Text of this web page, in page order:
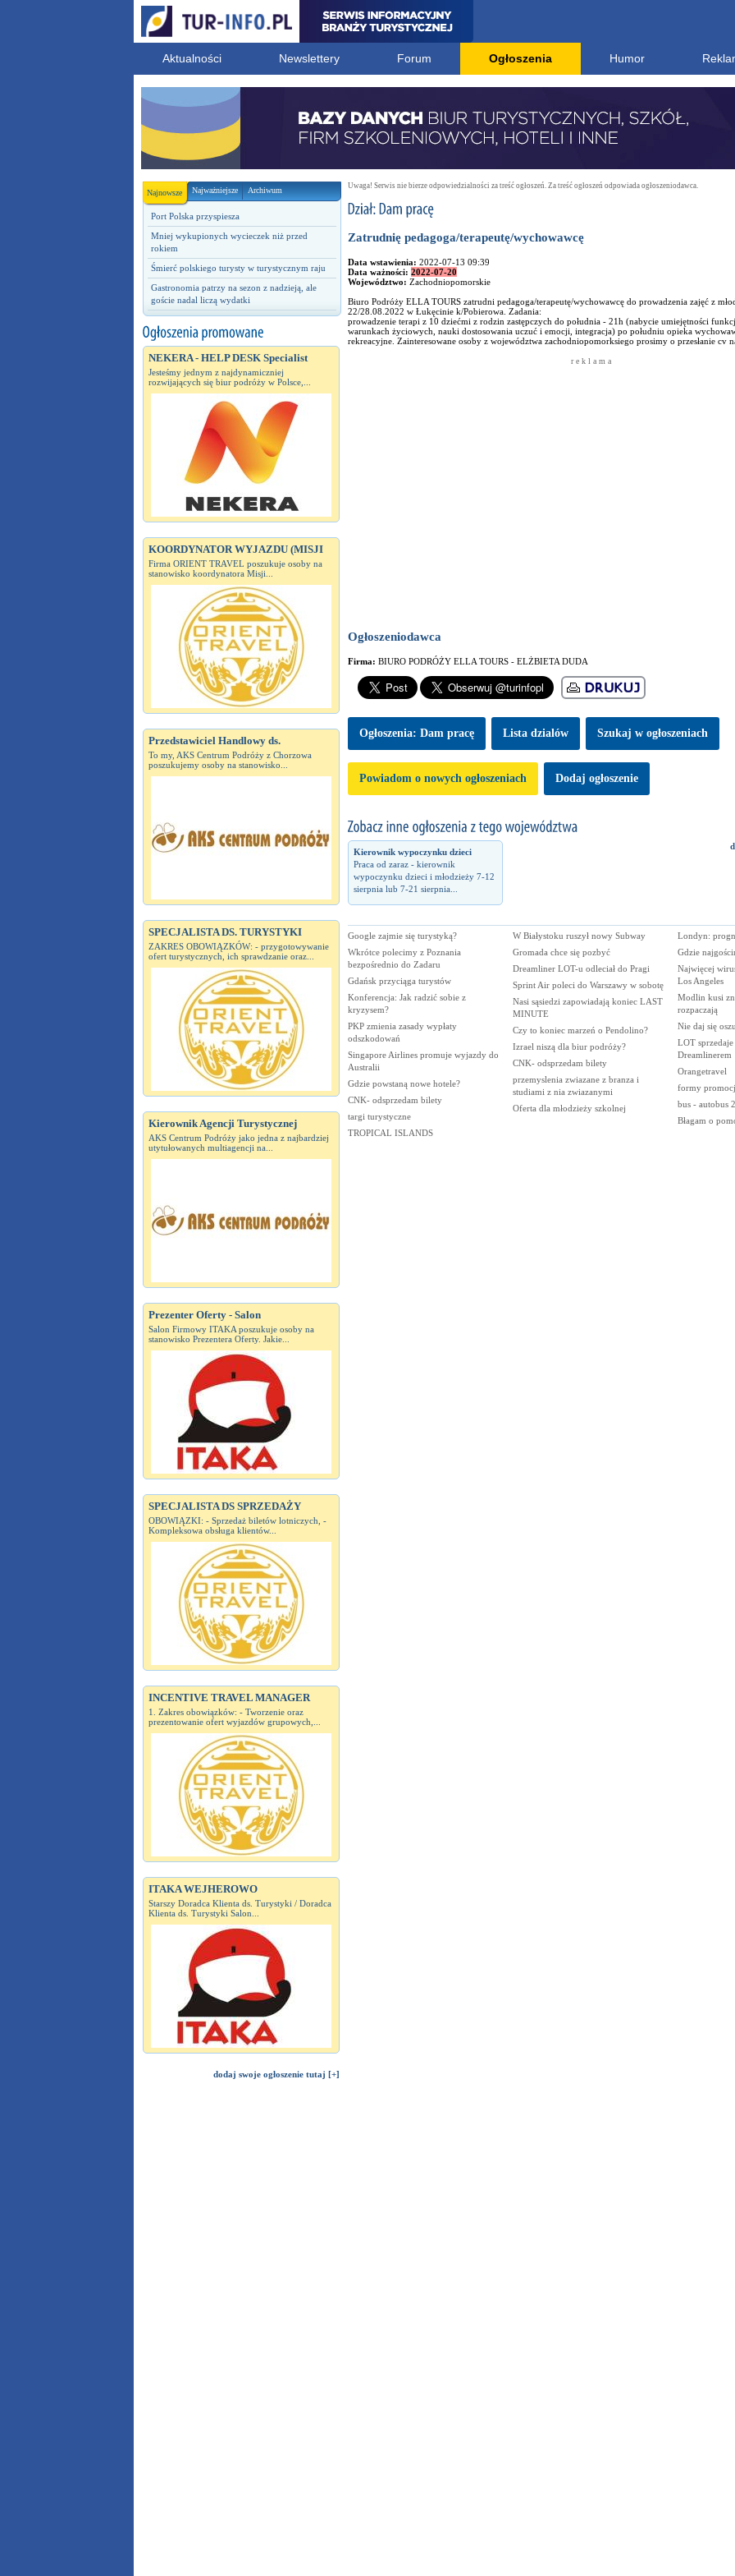
Aktualności Newslettery Forum Ogłoszenia Humor
Najnowsze Najważniejsze Archiwum
Port Polska przyspiesza
Mniej wykupionych wycieczek niż przed
rokiem
Śmierć polskiego turysty w turystycznym raju
Gastronomia patrzy na sezon z nadzieją, ale
goście nadal liczą wydatki
NEKERA - HELP DESK Specialist
Jesteśmy jednym z najdynamiczniej
rozwijających się biur podróży w Polsce,...
KOORDYNATOR WYJAZDU (MISJI
Firma ORIENT TRAVEL poszukuje osoby na
stanowisko koordynatora Misji...
Przedstawiciel Handlowy ds.
To my, AKS Centrum Podróży z Chorzowa
poszukujemy osoby na stanowisko...
SPECJALISTA DS. TURYSTYKI
ZAKRES OBOWIĄZKÓW: - przygotowywanie
ofert turystycznych, ich sprawdzanie oraz...
Kierownik Agencji Turystycznej
AKS Centrum Podróży jako jedna z najbardziej
utytułowanych multiagencji na...
Prezenter Oferty - Salon
Salon Firmowy ITAKA poszukuje osoby na
stanowisko Prezentera Oferty. Jakie...
SPECJALISTA DS SPRZEDAŻY
OBOWIĄZKI: - Sprzedaż biletów lotniczych, -
Kompleksowa obsługa klientów...
INCENTIVE TRAVEL MANAGER
1. Zakres obowiązków: - Tworzenie oraz
prezentowanie ofert wyjazdów grupowych,...
ITAKA WEJHEROWO
Starszy Doradca Klienta ds. Turystyki / Doradca
Klienta ds. Turystyki Salon...
dodaj swoje ogłoszenie tutaj [+]
Uwaga! Serwis nie bierze odpowiedzialności za treść ogłoszeń. Za treść ogłoszeń odpowiada ogłoszeniodawca.
Zatrudnię pedagoga/terapeutę/wychowawcę
Data wstawienia: 2022-07-13 09:39
Data ważności: 2022-07-20
Województwo: Zachodniopomorskie
Biuro Podróży ELLA TOURS zatrudni pedagoga/terapeutę/wychowawcę do prowadzenia zajęć z
22/28.08.2022 w Łukęcinie k/Pobierowa. Zadania:
prowadzenie terapi z 10 dziećmi z rodzin zastępczych do południa - 21h (nabycie umiejętności
warunkach życiowych, nauki dostosowania uczuć i emocji, integracja) po południu opieka
rekreacyjne. Zainteresowane osoby z województwa zachodniopomorksiego prosimy o przesłanie cv
r e k l a m a
Ogłoszeniodawca
Firma: BIURO PODRÓŻY ELLA TOURS - ELŻBIETA DUDA
Ogłoszenia: Dam pracę Lista dzialów Szukaj w ogłoszeniach
Powiadom o nowych ogłoszeniach Dodaj ogłoszenie
Kierownik wypoczynku dzieci
Praca od zaraz - kierownik
wypoczynku dzieci i młodzieży 7-12
sierpnia lub 7-21 sierpnia...
Google zajmie się turystyką?
Wkrótce polecimy z Poznania
bezpośrednio do Zadaru
Gdańsk przyciąga turystów
Konferencja: Jak radzić sobie z
kryzysem?
PKP zmienia zasady wypłaty
odszkodowań
Singapore Airlines promuje wyjazdy do
Australii
Gdzie powstaną nowe hotele?
CNK- odsprzedam bilety
targi turystyczne
TROPICAL ISLANDS
W Białystoku ruszył nowy Subway
Gromada chce się pozbyć
Dreamliner LOT-u odleciał do Pragi
Sprint Air poleci do Warszawy w sobotę
Nasi sąsiedzi zapowiadają koniec LAST
MINUTE
Czy to koniec marzeń o Pendolino?
Izrael niszą dla biur podróży?
CNK- odsprzedam bilety
przemyslenia zwiazane z branza i
studiami z nia zwiazanymi
Oferta dla młodzieży szkolnej
Londyn:
Gdzie
Najwięcej
Los Angeles
Modlin kusi
rozpaczają
Nie daj się
LOT
Dreamlinerem
Orangetravel
formy
bus - autobus
Błagam o